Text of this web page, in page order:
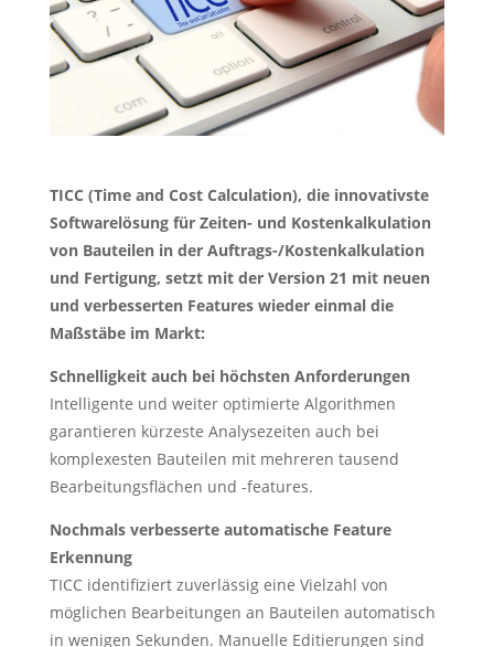
TICC (Time and Cost Calculation), die innovativste
Softwarelösung für Zeiten- und Kostenkalkulation
von Bauteilen in der Auftrags-/Kostenkalkulation
und Fertigung, setzt mit der Version 21 mit neuen
und verbesserten Features wieder einmal die
Maßstäbe im Markt:
Schnelligkeit auch bei höchsten Anforderungen
Intelligente und weiter optimierte Algorithmen
garantieren kürzeste Analysezeiten auch bei
komplexesten Bauteilen mit mehreren tausend
Bearbeitungsflächen und -features.
Nochmals verbesserte automatische Feature
Erkennung
TICC identifiziert zuverlässig eine Vielzahl von
möglichen Bearbeitungen an Bauteilen automatisch
in wenigen Sekunden. Manuelle Editierungen sind